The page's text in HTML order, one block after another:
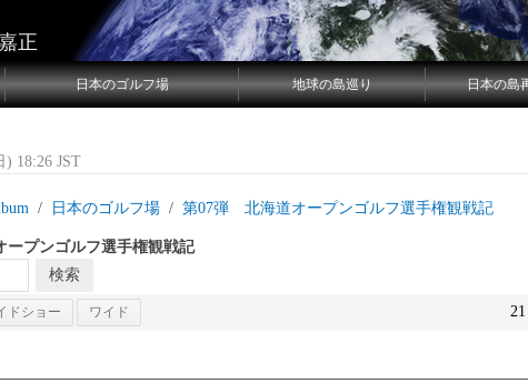
正
日本のゴルフ場 地球の島巡り 日本の島
) 18:26 JST
日本のゴルフ場 第07弾 北海道オープンゴルフ選手権観戦記
プンゴルフ選手権観戦記
ドショー ワイド